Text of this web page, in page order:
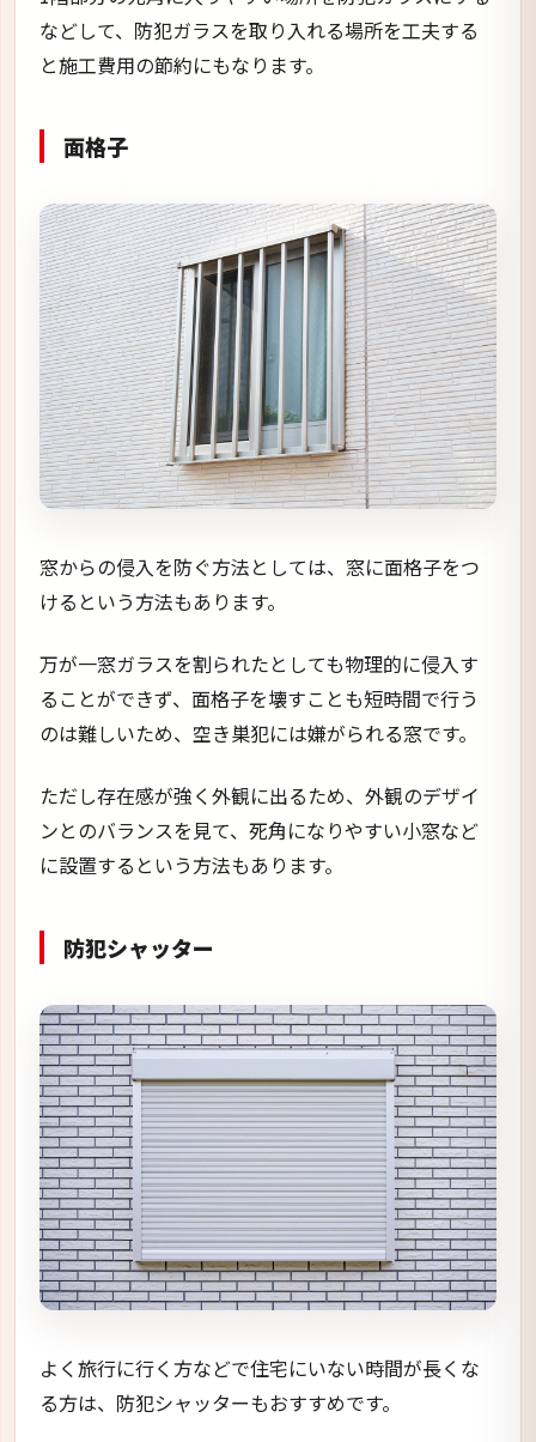
などして、防犯ガラスを取り入れる場所を工夫する
と施工費用の節約にもなります。
面格子
窓からの侵入を防ぐ方法としては、窓に面格子をつ
けるという方法もあります。
万が一窓ガラスを割られたとしても物理的に侵入す
ることができず、面格子を壊すことも短時間で行う
のは難しいため、空き巣犯には嫌がられる窓です。
ただし存在感が強く外観に出るため、外観のデザイ
ンとのバランスを見て、死角になりやすい小窓など
に設置するという方法もあります。
防犯シャッター
よく旅行に行く方などで住宅にいない時間が長くな
る方は、防犯シャッターもおすすめです。